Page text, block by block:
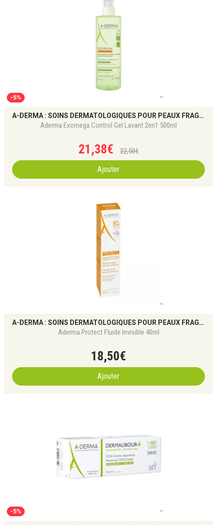
-5%
A-DERMA : SOINS DERMATOLOGIQUES POUR PEAUX FRAGILES
Aderma Exomega Control Gel Lavant 2en1 500ml
21 ,38€ 22,50€
Ajouter
A-DERMA : SOINS DERMATOLOGIQUES POUR PEAUX FRAGILES
Aderma Protect Fluide Invisible 40ml
18,50€
Ajouter
-5%